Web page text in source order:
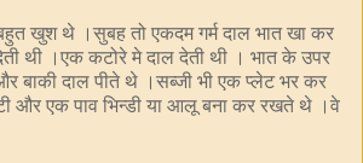
खुश थे ।सुबह तो एकदम गर्म दाल भात खा कर
थी ।एक कटोरे मे दाल देती थी । भात के उपर
बाकी दाल पीते थे ।सब्जी भी एक प्लेट भर कर
और एक पाव भिन्डी या आलू बना कर रखते थे ।वे